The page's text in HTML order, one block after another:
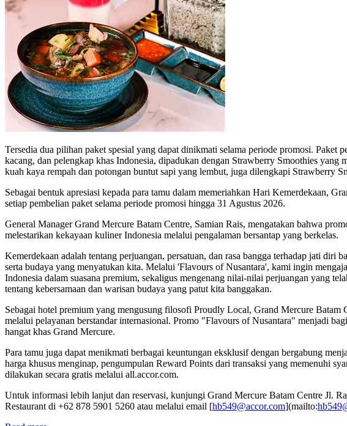
Tersedia dua pilihan paket spesial yang dapat dinikmati selama periode promosi.
kacang, dan pelengkap khas Indonesia, dipadukan dengan Strawberry Smoothies
kuah kaya rempah dan potongan buntut sapi yang lembut, juga dilengkapi Strawberry
Sebagai bentuk apresiasi kepada para tamu dalam memeriahkan Hari Kemerdekaan,
setiap pembelian paket selama periode promosi hingga 31 Agustus 2026.
General Manager Grand Mercure Batam Centre, Samian Rais, mengatakan bahwa
melestarikan kekayaan kuliner Indonesia melalui pengalaman bersantap yang berkelas.
Kemerdekaan adalah tentang perjuangan, persatuan, dan rasa bangga terhadap jati
serta budaya yang menyatukan kita. Melalui 'Flavours of Nusantara', kami ingin
Indonesia dalam suasana premium, sekaligus mengenang nilai-nilai perjuangan yang
tentang kebersamaan dan warisan budaya yang patut kita banggakan.
Sebagai hotel premium yang mengusung filosofi Proudly Local, Grand Mercure
melalui pelayanan berstandar internasional. Promo "Flavours of Nusantara" menjadi
hangat khas Grand Mercure.
Para tamu juga dapat menikmati berbagai keuntungan eksklusif dengan bergabung
harga khusus menginap, pengumpulan Reward Points dari transaksi yang memenuhi
dilakukan secara gratis melalui all.accor.com.
Untuk informasi lebih lanjut dan reservasi, kunjungi Grand Mercure Batam Centre Jl.
Restaurant di +62 878 5901 5260 atau melalui email [hb549@accor.com](mailto: